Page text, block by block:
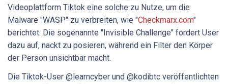
Videoplattform Tiktok eine solche zu Nutze, um die
Malware "WASP" zu verbreiten, wie "Checkmarx.com"
berichtet. Die sogenannte "Invisible Challenge" fordert User
dazu auf, nackt zu posieren, während ein Filter den Körper
der Person unsichtbar macht.
Die Tiktok-User @learncyber und @kodibtc veröffentlichten